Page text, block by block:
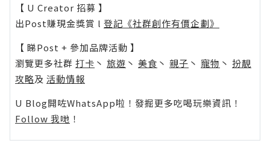
【 U Creator 招募 】
出Post賺現金獎賞 l 登記《社群創作有價企劃》
【 睇Post + 參加品牌活動 】
瀏覽更多社群 打卡 丶 旅遊 丶 美食 丶 親子 丶 寵物 丶 扮靚
攻略及 活動情報
U Blog開咗WhatsApp啦！發掘更多吃喝玩樂資訊！
Follow 我哋 ！